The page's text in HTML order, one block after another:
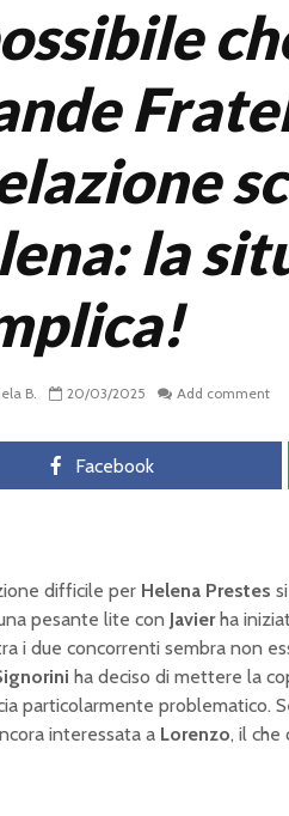
la
B. 20/03/2025 Add comment
Facebook
difficile per Helena Prestes
pesante lite con Javierha
i due concorrenti sembra non
ha deciso di mettere la
particolarmente problematico.
interessata a Lorenzo, il che